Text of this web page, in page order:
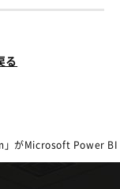
る
」がMicrosoft Power BI